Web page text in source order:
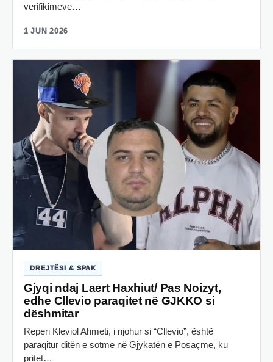
verifikimeve…
1 JUN 2026
DREJTËSI & SPAK
Gjyqi ndaj Laert Haxhiut/ Pas Noizyt,
edhe Cllevio paraqitet në GJKKO si
dëshmitar
Reperi Kleviol Ahmeti, i njohur si “Cllevio”, është
paraqitur ditën e sotme në Gjykatën e Posaçme, ku
pritet…